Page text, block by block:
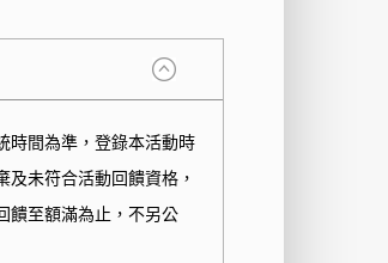
時間為準，登錄本活動時
未符合活動回饋資格，
饋至額滿為止，不另公